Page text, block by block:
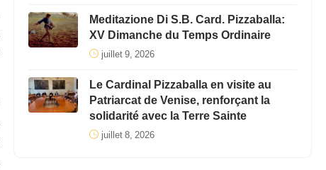
Meditazione Di S.B. Card. Pizzaballa:
XV Dimanche du Temps Ordinaire
juillet 9, 2026
Le Cardinal Pizzaballa en visite au
Patriarcat de Venise, renforçant la
solidarité avec la Terre Sainte
juillet 8, 2026